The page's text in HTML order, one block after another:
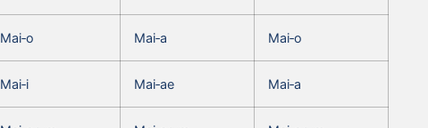
Mai‑o Mai‑a Mai‑o
Mai‑i Mai‑ae Mai‑a